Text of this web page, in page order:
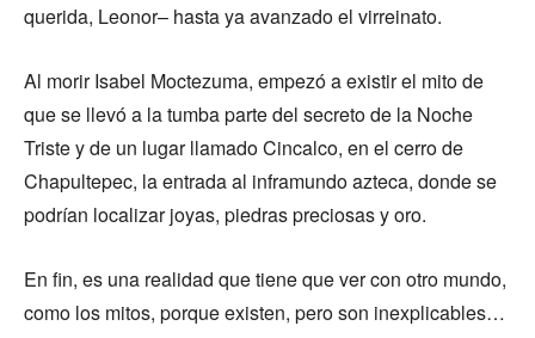
querida, Leonor– hasta ya avanzado el virreinato.
Al morir Isabel Moctezuma, empezó a existir el mito de
que se llevó a la tumba parte del secreto de la Noche
Triste y de un lugar llamado Cincalco, en el cerro de
Chapultepec, la entrada al inframundo azteca, donde se
podrían localizar joyas, piedras preciosas y oro.
En fin, es una realidad que tiene que ver con otro mundo,
como los mitos, porque existen, pero son inexplicables…